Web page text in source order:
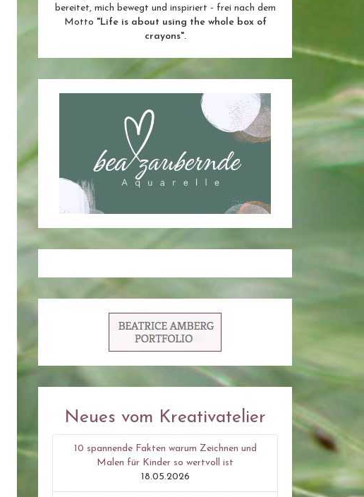
bereitet, mich bewegt und inspiriert - frei nach dem
Motto "Life is about using the whole box of
crayons".
Neues vom Kreativatelier
10 spannende Fakten warum Zeichnen und
Malen für Kinder so wertvoll ist
18.05.2026